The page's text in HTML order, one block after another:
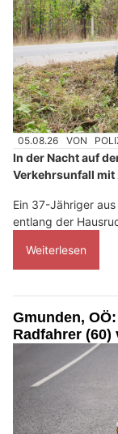
05.08.26 VON
In der Nacht auf
Verkehrsunfall mit
Ein 37-Jähriger
entlang der
Weiterlesen
Gmunden,
Radfahrer